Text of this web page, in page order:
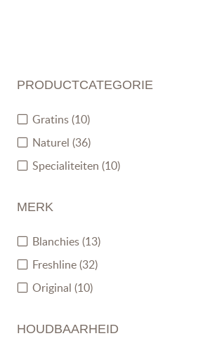
PRODUCTCATEGORIE
Gratins(10)
Naturel (36)
Specialiteiten (10)
MERK
Blanchies(13)
Freshline(32)
Original (10)
HOUDBAARHEID